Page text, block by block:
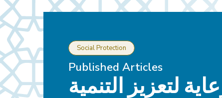
Social Protection
Published Articles
لتعزيز التنمية